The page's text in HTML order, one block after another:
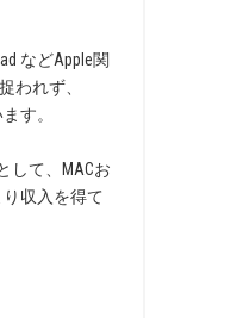
などApple関
われず、
す。
して、MACお
収入を得て